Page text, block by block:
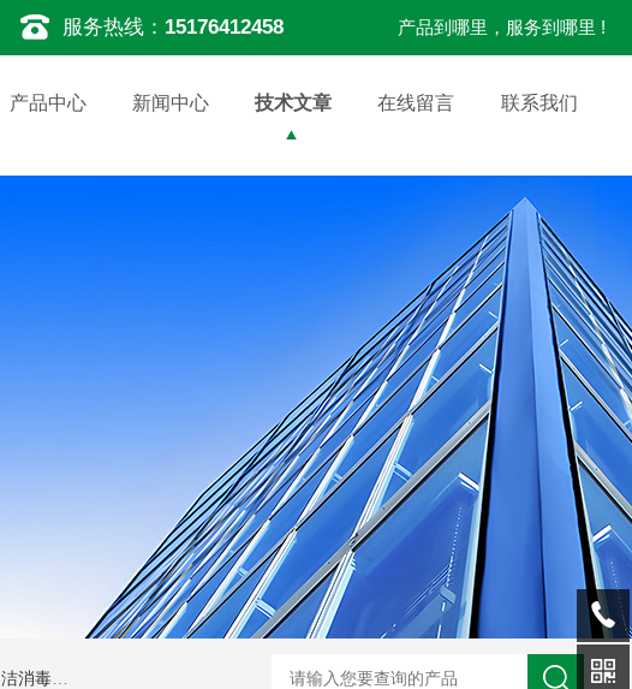
服务热线： 15176412458 产品到哪里，服务到哪里 !
产品中心 新闻中心 技术文章 在线留言 联系我们
毒器 a型全程综合水处理器应用范围 水箱自洁消毒器 a型全程综合水处理器安装